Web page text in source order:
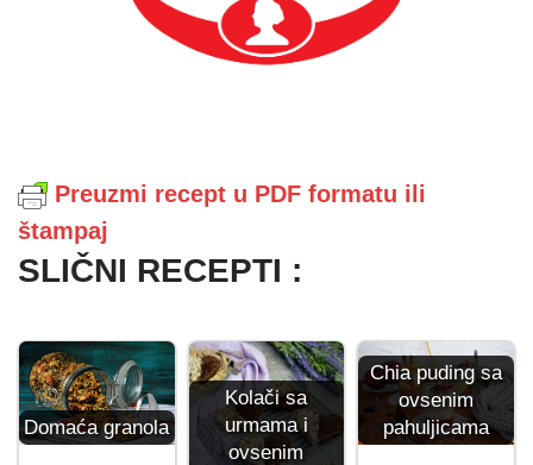
Preuzmi recept u PDF formatu ili
štampaj
SLIČNI RECEPTI :
Domaća granola
Kolači sa
urmama i
ovsenim
Chia puding sa
ovsenim
pahuljicama